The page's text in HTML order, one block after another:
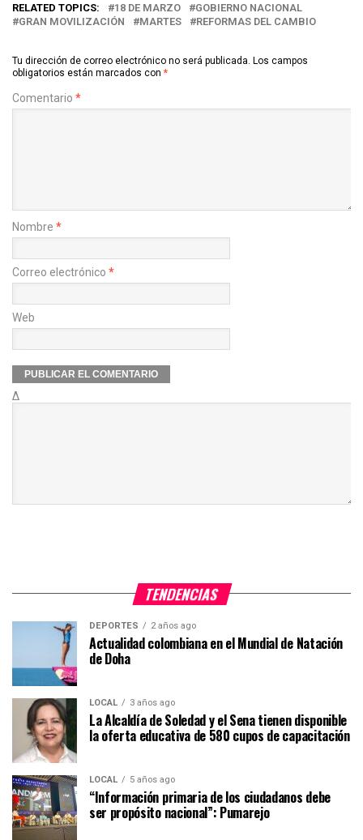
RELATED TOPICS: 18 DE MARZO
GOBIERNO NACIONAL
GRAN MOVILIZACIÓN
MARTES REFORMAS DEL CAMBIO
Tu dirección de correo electrónico no será publicada. Los campos
obligatorios están marcados con *
Comentario *
Nombre *
Correo electrónico *
Web
Δ
TENDENCIAS
DEPORTES 2 años ago
Actualidad colombiana en el Mundial de Natación
de Doha
LOCAL 3 años ago
La Alcaldía de Soledad y el Sena tienen disponible
la oferta educativa de 580 cupos de capacitación
LOCAL 5 años ago
“Información primaria de los ciudadanos debe
ser propósito nacional”: Pumarejo